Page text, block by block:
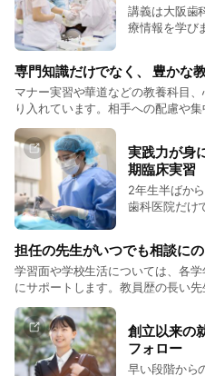
講義は大阪歯
療情報を学び
専門知識だけでなく、 豊かな
マナー実習や華道などの教養科目
り入れています。相手への配慮や
実践力が身
期臨床実習
2年生半ばか
歯科医院だけ
います。
担任の先生がいつでも相談に
学習面や学校生活については、各
にサポートします。教員歴の長い
大きな特長の1つです。
創立以来の
フォロー
早い段階から